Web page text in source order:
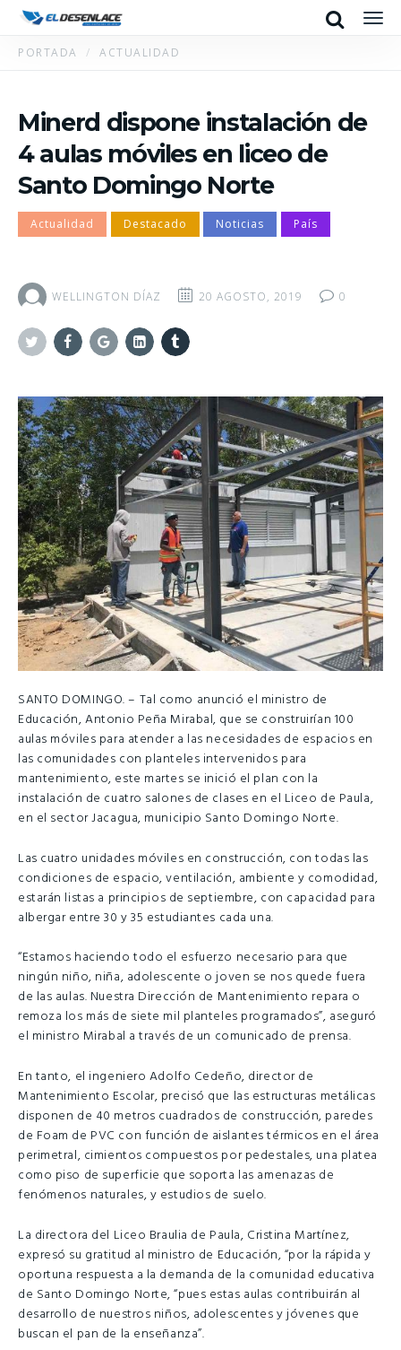
Search
PORTADA ACTUALIDAD
Minerd dispone instalación de
4 aulas móviles en liceo de
Santo Domingo Norte
Actualidad Destacado Noticias País
WELLINGTON DÍAZ 20 AGOSTO, 2019 0
SANTO DOMINGO. – Tal como anunció el ministro de
Educación, Antonio Peña Mirabal, que se construirían 100
aulas móviles para atender a las necesidades de espacios en
las comunidades con planteles intervenidos para
mantenimiento, este martes se inició el plan con la
instalación de cuatro salones de clases en el Liceo de Paula,
en el sector Jacagua, municipio Santo Domingo Norte.
Las cuatro unidades móviles en construcción, con todas las
condiciones de espacio, ventilación, ambiente y comodidad,
estarán listas a principios de septiembre, con capacidad para
albergar entre 30 y 35 estudiantes cada una.
“Estamos haciendo todo el esfuerzo necesario para que
ningún niño, niña, adolescente o joven se nos quede fuera
de las aulas. Nuestra Dirección de Mantenimiento repara o
remoza los más de siete mil planteles programados”, aseguró
el ministro Mirabal a través de un comunicado de prensa.
En tanto, el ingeniero Adolfo Cedeño, director de
Mantenimiento Escolar, precisó que las estructuras metálicas
disponen de 40 metros cuadrados de construcción, paredes
de Foam de PVC con función de aislantes térmicos en el área
perimetral, cimientos compuestos por pedestales, una platea
como piso de superficie que soporta las amenazas de
fenómenos naturales, y estudios de suelo.
La directora del Liceo Braulia de Paula, Cristina Martínez,
expresó su gratitud al ministro de Educación, “por la rápida y
oportuna respuesta a la demanda de la comunidad educativa
de Santo Domingo Norte, “pues estas aulas contribuirán al
desarrollo de nuestros niños, adolescentes y jóvenes que
buscan el pan de la enseñanza”.